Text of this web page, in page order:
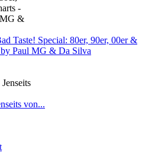
Taste! Special: 80er, 90er, 00er &
by Paul MG & Da Silva
von...